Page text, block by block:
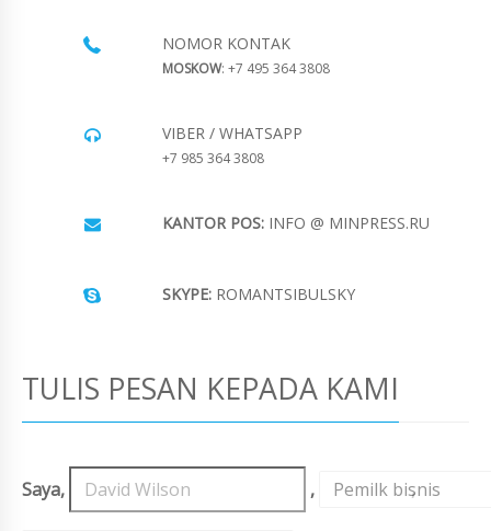
NOMOR KONTAK
MOSKOW: +7 495 364 3808
VIBER / WHATSAPP
+7 985 364 3808
KANTOR POS: INFO @ MINPRESS.RU
SKYPE: ROMANTSIBULSKY
TULIS PESAN KEPADA KAMI
Saya, , Pemilk bisnis
,